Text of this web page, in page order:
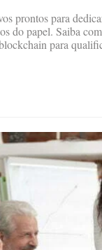
prontos para
do papel. Saiba
para